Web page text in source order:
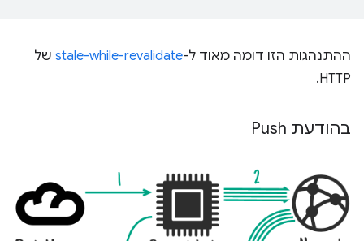
ההתנהגות הזו דומה מאוד ל-stale-while-revalidate של
HTTP.
בהודעת Push